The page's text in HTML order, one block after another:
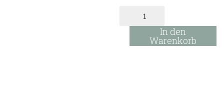
Menge
In den
Warenkorb